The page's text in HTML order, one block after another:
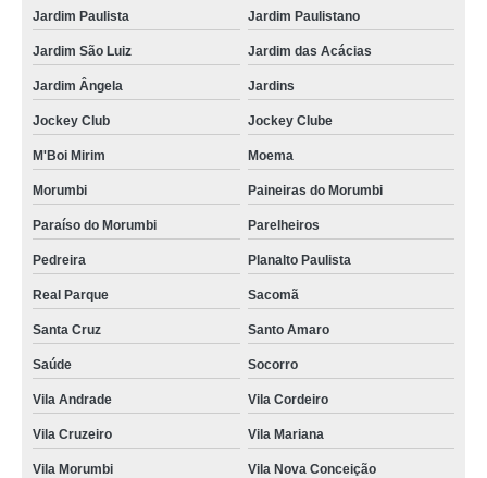
Jardim Paulista Jardim Paulistano
Jardim São Luiz Jardim das Acácias
Jardim Ângela Jardins
Jockey Club Jockey Clube
M'Boi Mirim Moema
Morumbi Paineiras do Morumbi
Paraíso do Morumbi Parelheiros
Pedreira Planalto Paulista
Real Parque Sacomã
Santa Cruz Santo Amaro
Saúde Socorro
Vila Andrade Vila Cordeiro
Vila Cruzeiro Vila Mariana
Vila Morumbi Vila Nova Conceição